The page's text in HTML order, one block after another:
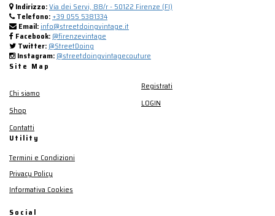
Indirizzo:Via dei Servi, 88/r - 50122 Firenze (FI)
Telefono: +39 055 5381334
Email: info@streetdoingvintage.it
Facebook: @firenzevintage
Twitter: @StreetDoing
Instagram: @streetdoingvintagecouture
Site Map
Chi siamo
Shop
Contatti
Registrati
LOGIN
Utility
Termini e Condizioni
Privacy Policy
Informativa Cookies
Social